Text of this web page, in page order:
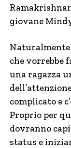
giovane
Naturalmente
che vorrebbe
una ragazza
complicato e
Proprio per
dovranno
status e